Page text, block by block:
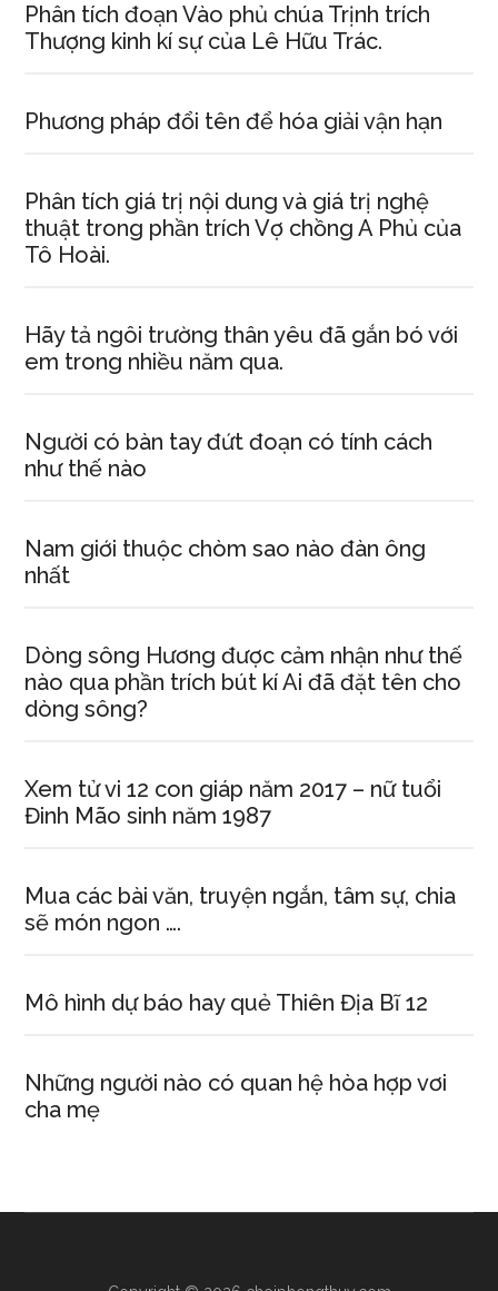
Phân tích đoạn Vào phủ chúa Trịnh trích
Thượng kinh kí sự của Lê Hữu Trác.
Phương pháp đổi tên để hóa giải vận hạn
Phân tích giá trị nội dung và giá trị nghệ
thuật trong phần trích Vợ chồng A Phủ của
Tô Hoài.
Hãy tả ngôi trường thân yêu đã gắn bó với
em trong nhiều năm qua.
Người có bàn tay đứt đoạn có tính cách
như thế nào
Nam giới thuộc chòm sao nào đàn ông
nhất
Dòng sông Hương được cảm nhận như thế
nào qua phần trích bút kí Ai đã đặt tên cho
dòng sông?
Xem tử vi 12 con giáp năm 2017 – nữ tuổi
Đinh Mão sinh năm 1987
Mua các bài văn, truyện ngắn, tâm sự, chia
sẽ món ngon ….
Mô hình dự báo hay quẻ Thiên Địa Bĩ 12
Những người nào có quan hệ hòa hợp vơi
cha mẹ